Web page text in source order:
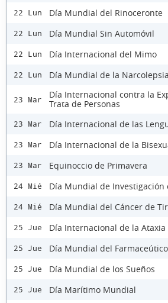
22 Lun Día Mundial del Rinoceronte
22 Lun Día Mundial Sin Automóvil
22 Lun Día Internacional del Mimo
22 Lun Día Mundial de la Narcolepsia
23 Mar
Día Internacional contra la
Trata de Personas
23 Mar Día Internacional de las
23 Mar Día Internacional de la
23 Mar Equinoccio de Primavera
24 Mié Día Mundial de Investigación
24 Mié Día Mundial del Cáncer de
25 Jue Día Internacional de la Ataxia
25 Jue Día Mundial del Farmaceútico
25 Jue Día Mundial de los Sueños
25 Jue Día Marítimo Mundial